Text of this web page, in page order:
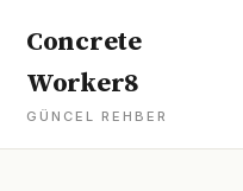
Concrete
Worker8
GÜNCEL REHBER